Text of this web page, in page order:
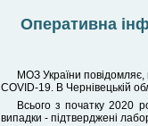
Оперативна
МОЗ України
COVID-19. В Чернівецькій
Всього з початку 2020
випадки - підтверджені